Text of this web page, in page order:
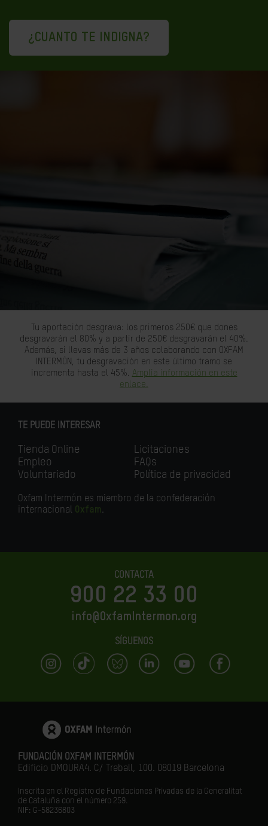
¿CUANTO TE INDIGNA?
Tu aportación desgrava: los primeros 250€ que dones
desgravarán el 80% y a partir de 250€ desgravarán el 40%.
Además, si llevas más de 3 años colaborando con OXFAM
INTERMÓN, tu desgravación en este último tramo se
incrementa hasta el 45%. Amplia información en este
enlace.
TE PUEDE INTERESAR
Tienda Online
Empleo
Voluntariado
Licitaciones
FAQs
Política de privacidad
Oxfam Intermón es miembro de la confederación
internacional Oxfam.
CONTACTA
900 22 33 00
info@OxfamIntermon.org
SÍGUENOS
FUNDACIÓN OXFAM INTERMÓN
Edificio DMOURA4. C/ Treball, 100. 08019 Barcelona
Inscrita en el Registro de Fundaciones Privadas de la Generalitat
de Cataluña con el número 259.
NIF: G-58236803